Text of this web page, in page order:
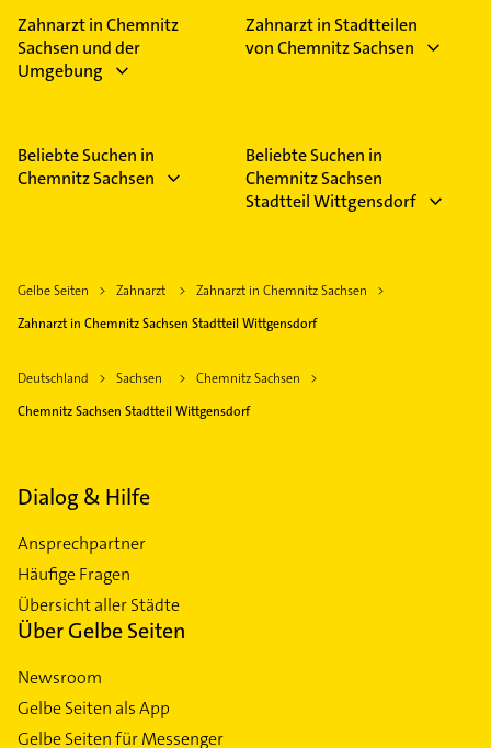
Zahnarzt in Chemnitz
Sachsen und der
Umgebung
Zahnarzt in Stadtteilen
von Chemnitz Sachsen
Beliebte Suchen in
Chemnitz Sachsen
Beliebte Suchen in
Chemnitz Sachsen
Stadtteil Wittgensdorf
Gelbe Seiten Zahnarzt
Zahnarzt in Chemnitz Sachsen
Zahnarzt in Chemnitz Sachsen Stadtteil Wittgensdorf
Deutschland Sachsen
Chemnitz Sachsen
Chemnitz Sachsen Stadtteil Wittgensdorf
Dialog & Hilfe
Ansprechpartner
Häufige Fragen
Übersicht aller Städte
Über Gelbe Seiten
Newsroom
Gelbe Seiten als App
Gelbe Seiten für Messenger